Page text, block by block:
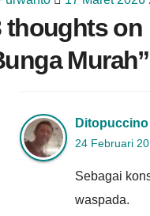
thoughts on
Murah”
Ditopuccino
24 Februari
Sebagai
waspada.